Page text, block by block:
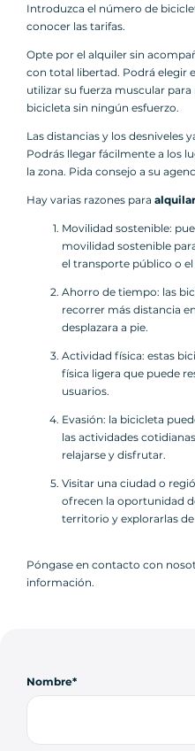
Introduzca el número de
conocer las tarifas.
Opte por el alquiler sin
con total libertad. Podrá elegir
utilizar su fuerza muscular
bicicleta sin ningún esfuerzo.
Las distancias y los desniveles
Podrás llegar fácilmente a los
la zona. Pida consejo a su
Hay varias razones para
Movilidad sostenible:
movilidad sostenible
el transporte público o el
Ahorro de tiempo: las
recorrer más distancia
desplazara a pie.
Actividad física: estas
física ligera que puede
usuarios.
Evasión: la bicicleta
las actividades
relajarse y disfrutar.
Visitar una ciudad o
ofrecen la oportunidad
territorio y explorarlas
Póngase en contacto con
información.
Nombre